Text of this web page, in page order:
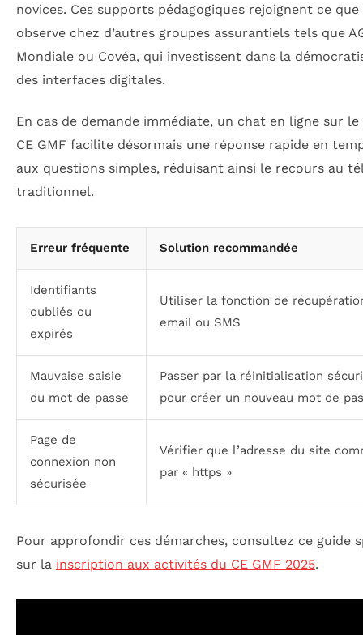
novices. Ces supports pédagogiques rejoignent ce que
observe chez d’autres groupes assurantiels tels que
Mondiale ou Covéa, qui investissent dans la
des interfaces digitales.
En cas de demande immédiate, un chat en ligne sur
CE GMF facilite désormais une réponse rapide en
aux questions simples, réduisant ainsi le recours au
traditionnel.
Erreur fréquente Solution recommandée
Identifiants
oubliés ou
expirés
Utiliser la fonction de
email ou SMS
Mauvaise saisie
du mot de passe
Passer par la réinitialisation
pour créer un nouveau mot de
Page de
connexion non
sécurisée
Vérifier que l’adresse du site
par « https »
Pour approfondir ces démarches, consultez ce guide
sur la inscription aux activités du CE GMF 2025.